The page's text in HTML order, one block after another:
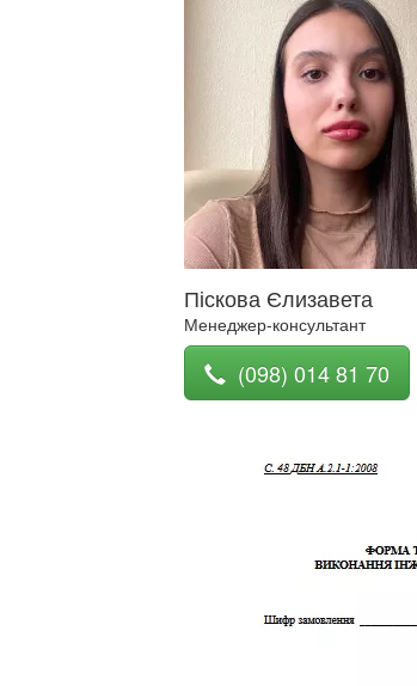
Піскова Єлизавета
Менеджер-консультант
(098) 014 81 70